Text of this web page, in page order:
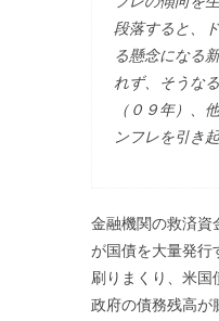
段落すると、
る懸念になる
れず、そうな
（０９年）、
ンフレを引き
金融機関の救済資
が国債を大量発行
刷りまくり、米国
政府の債務残高が